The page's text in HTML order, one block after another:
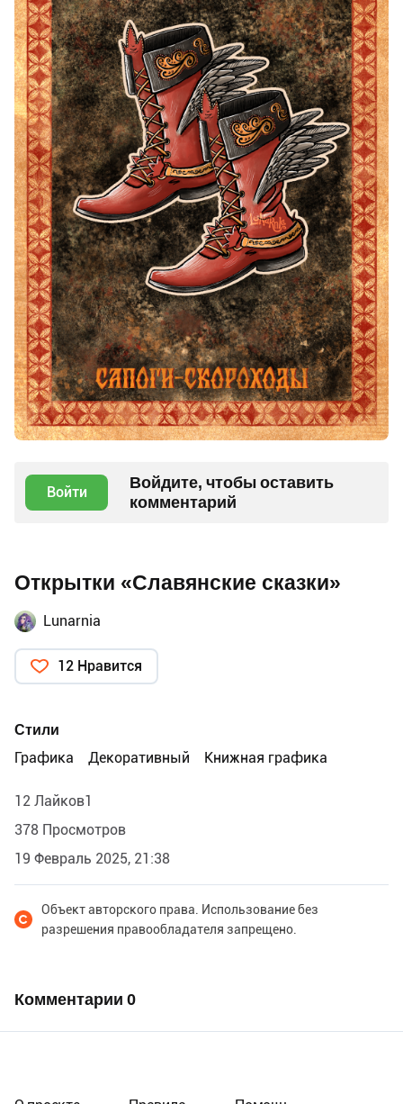
Войти
Войдите, чтобы оставить
комментарий
Открытки «Славянские сказки»
Lunarnia
12 Нравится
Стили
Графика
Декоративный Книжная графика
12 Лайков1
378 Просмотров
19 Февраль 2025, 21:38
Объект авторского права. Использование без
разрешения правообладателя запрещено.
Комментарии 0